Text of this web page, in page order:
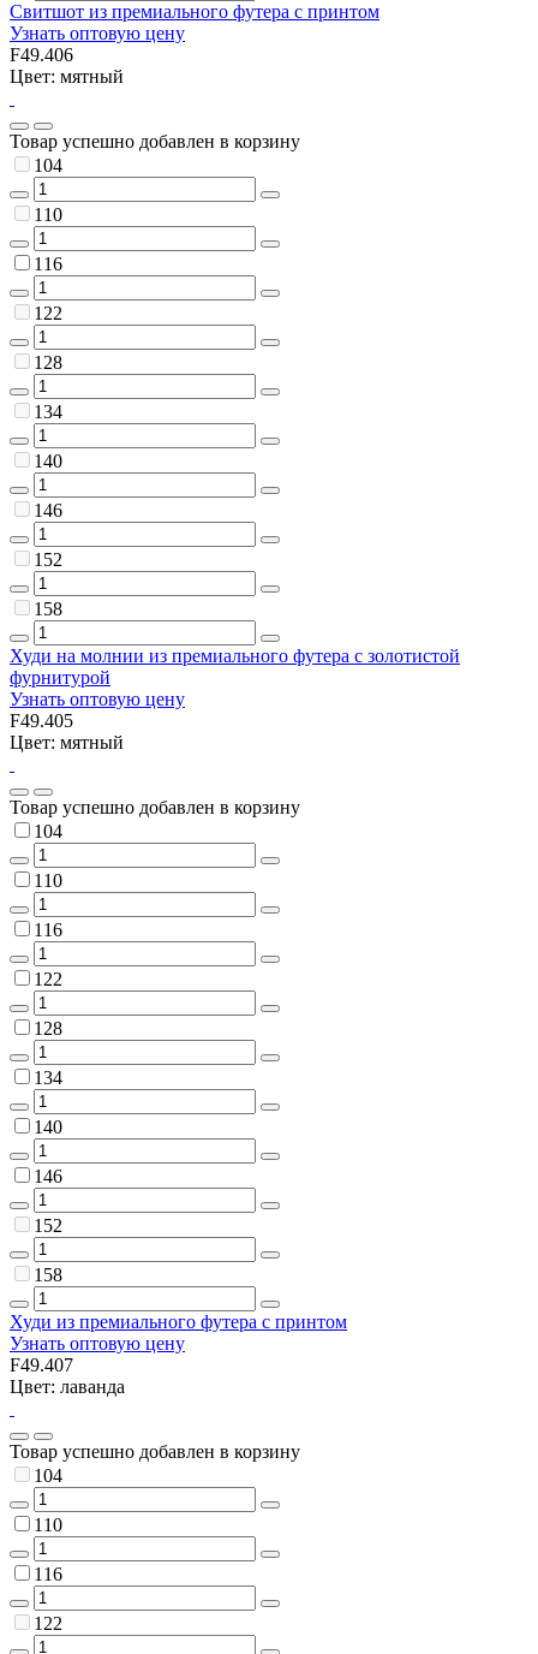
Свитшот из премиального футера с принтом
Узнать оптовую цену
F49.406
Цвет: мятный
Товар успешно добавлен в корзину
104
110
116
122
128
134
140
146
152
158
Худи на молнии из премиального футера с золотистой
фурнитурой
Узнать оптовую цену
F49.405
Цвет: мятный
Товар успешно добавлен в корзину
104
110
116
122
128
134
140
146
152
158
Худи из премиального футера с принтом
Узнать оптовую цену
F49.407
Цвет: лаванда
Товар успешно добавлен в корзину
104
110
116
122